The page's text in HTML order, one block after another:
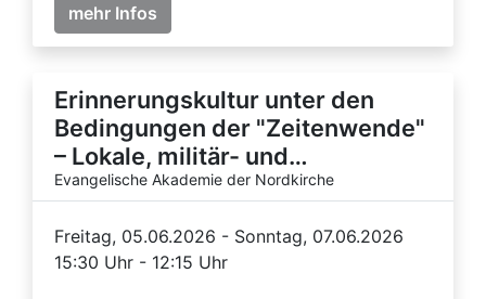
mehr Infos
Erinnerungskultur unter den
Bedingungen der "Zeitenwende"
– Lokale, militär- und…
Evangelische Akademie der Nordkirche
Freitag, 05.06.2026 - Sonntag, 07.06.2026
15:30 Uhr - 12:15 Uhr